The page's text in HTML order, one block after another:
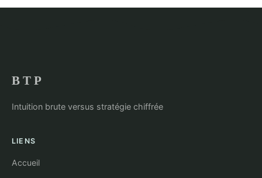
B T P
Intuition brute versus stratégie chiffrée
LIENS
Accueil